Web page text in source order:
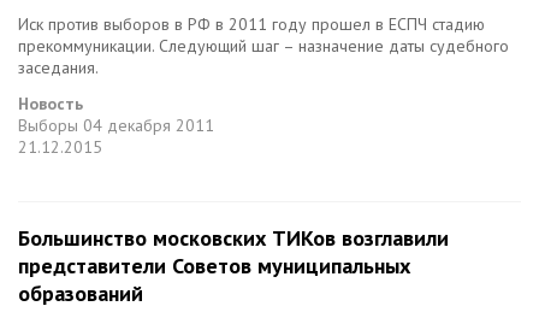
Иск против выборов в РФ в 2011 году прошел в ЕСПЧ стадию
прекоммуникации. Следующий шаг – назначение даты судебного
заседания.
Новость
Выборы 04 декабря 2011
21.12.2015
Большинство московских ТИКов возглавили
представители Советов муниципальных
образований